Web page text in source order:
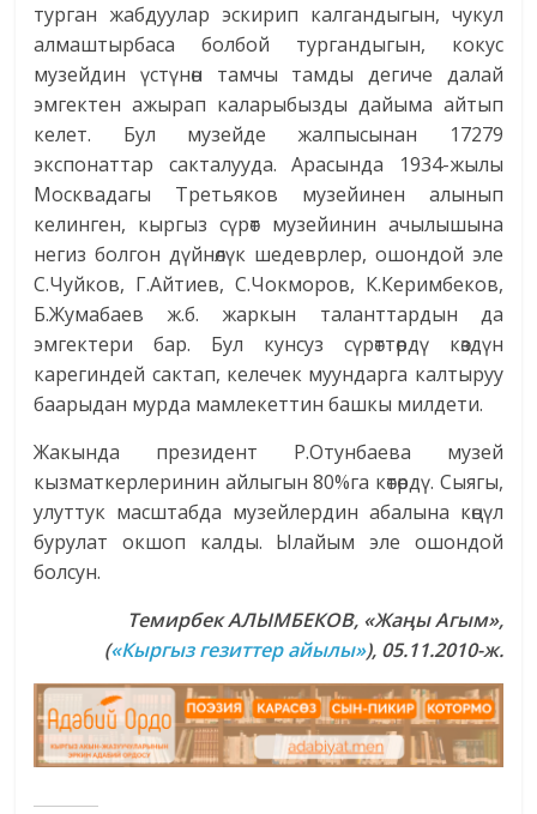
турган жабдуулар эскирип калгандыгын, чукул
алмаштырбаса болбой тургандыгын, кокус
музейдин үстүнөн тамчы тамды дегиче далай
эмгектен ажырап каларыбызды дайыма айтып
келет. Бул музейде жалпысынан 17279
экспонаттар сакталууда. Арасында 1934-жылы
Москвадагы Третьяков музейинен алынып
келинген, кыргыз сүрөт музейинин ачылышына
негиз болгон дүйнөлүк шедеврлер, ошондой эле
С.Чуйков, Г.Айтиев, С.Чокморов, К.Керимбеков,
Б.Жумабаев ж.б. жаркын таланттардын да
эмгектери бар. Бул кунсуз сүрөттөрдү көздүн
карегиндей сактап, келечек муундарга калтыруу
баарыдан мурда мамлекеттин башкы милдети.
Жакында президент Р.Отунбаева музей
кызматкерлеринин айлыгын 80%га көтөрдү. Сыягы,
улуттук масштабда музейлердин абалына көңүл
бурулат окшоп калды. Ылайым эле ошондой
болсун.
Темирбек АЛЫМБЕКОВ, «Жаңы Агым»,
(«Кыргыз гезиттер айылы»), 05.11.2010-ж.